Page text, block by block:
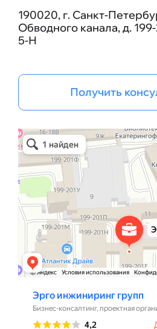
190020, г. Санкт-
Обводного канала, д.
5-Н
Получить
Эрго Инжиниринг групп
Бизнес-консалтинг в
Проектная организация в